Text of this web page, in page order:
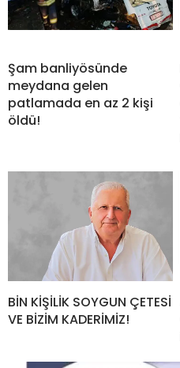
Şam banliyösünde
meydana gelen
patlamada en az 2 kişi
öldü!
BİN KİŞİLİK SOYGUN ÇETESİ
VE BİZİM KADERİMİZ!